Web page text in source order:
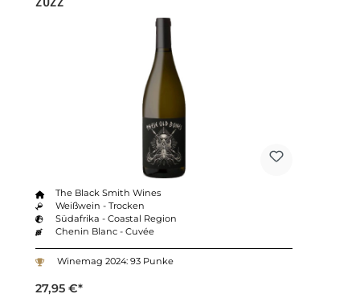
The Black Smith Wines
Weißwein - Trocken
Südafrika - Coastal Region
Chenin Blanc - Cuvée
Winemag 2024: 93 Punke
27,95 €*